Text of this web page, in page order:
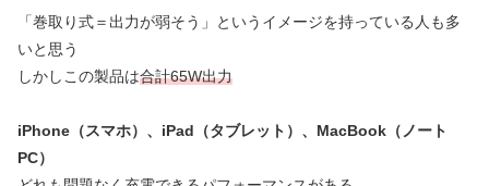
「巻取り式＝出力が弱そう」というイメージを持っている人も多
いと思う
しかしこの製品は合計65W出力
iPhone（スマホ）、iPad（タブレット）、MacBook（ノート
PC）